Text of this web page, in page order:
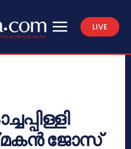
LIVE
ജോസ്